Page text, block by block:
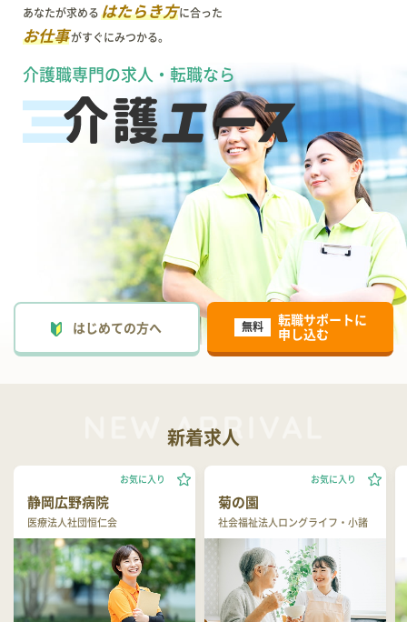
あなたが求めるはたらき方に合った
お仕事がすぐにみつかる。
介護職専門の求人・転職なら
はじめての方へ 無料
転職サポートに
申し込む
新着求人
静岡広野病院
医療法人社団恒仁会
お気に入り
菊の園
社会福祉法人ロングライフ・小諸
お気に入り